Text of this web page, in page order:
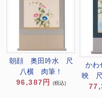
朝顔 奥田吟水 尺
八横 肉筆！
96,387円
(税込)
か
映 尺